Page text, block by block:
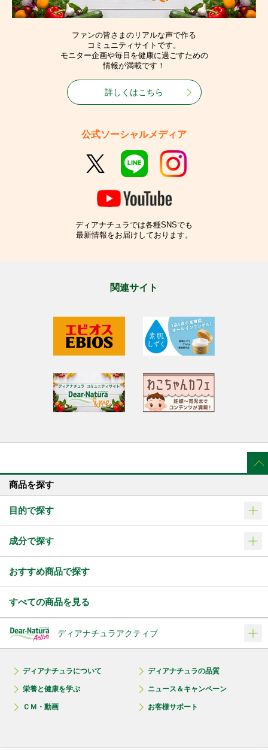
ファンの皆さまのリアルな声で作る
コミュニティサイトです。
モニター企画や毎日を健康に過ごすための
情報が満載です！
詳しくはこちら
公式ソーシャルメディア
ディアナチュラでは各種SNSでも
最新情報をお届けしております。
関連サイト
商品を探す
目的で探す
成分で探す
おすすめ商品で探す
すべての商品を見る
ディアナチュラアクティブ
ディアナチュラについて ディアナチュラの品質
栄養と健康を学ぶ ニュース＆キャンペーン
ＣＭ・動画 お客様サポート